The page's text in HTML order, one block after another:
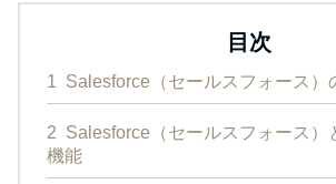
目次
1 Salesforce（セールスフォース）
2 Salesforce（セールスフォース）
機能